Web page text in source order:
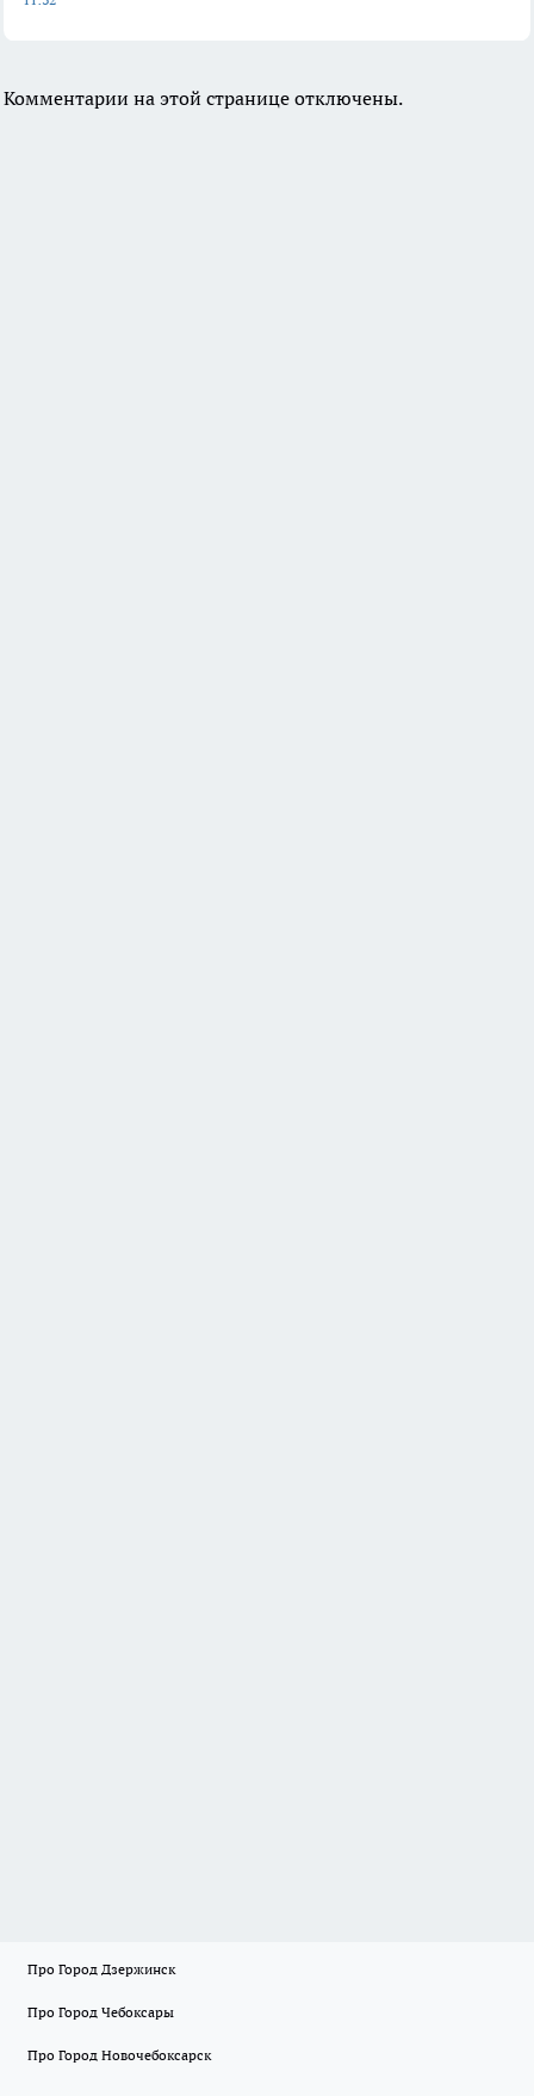
Комментарии на этой странице отключены.
Про Город Дзержинск
Про Город Чебоксары
Про Город Новочебоксарск